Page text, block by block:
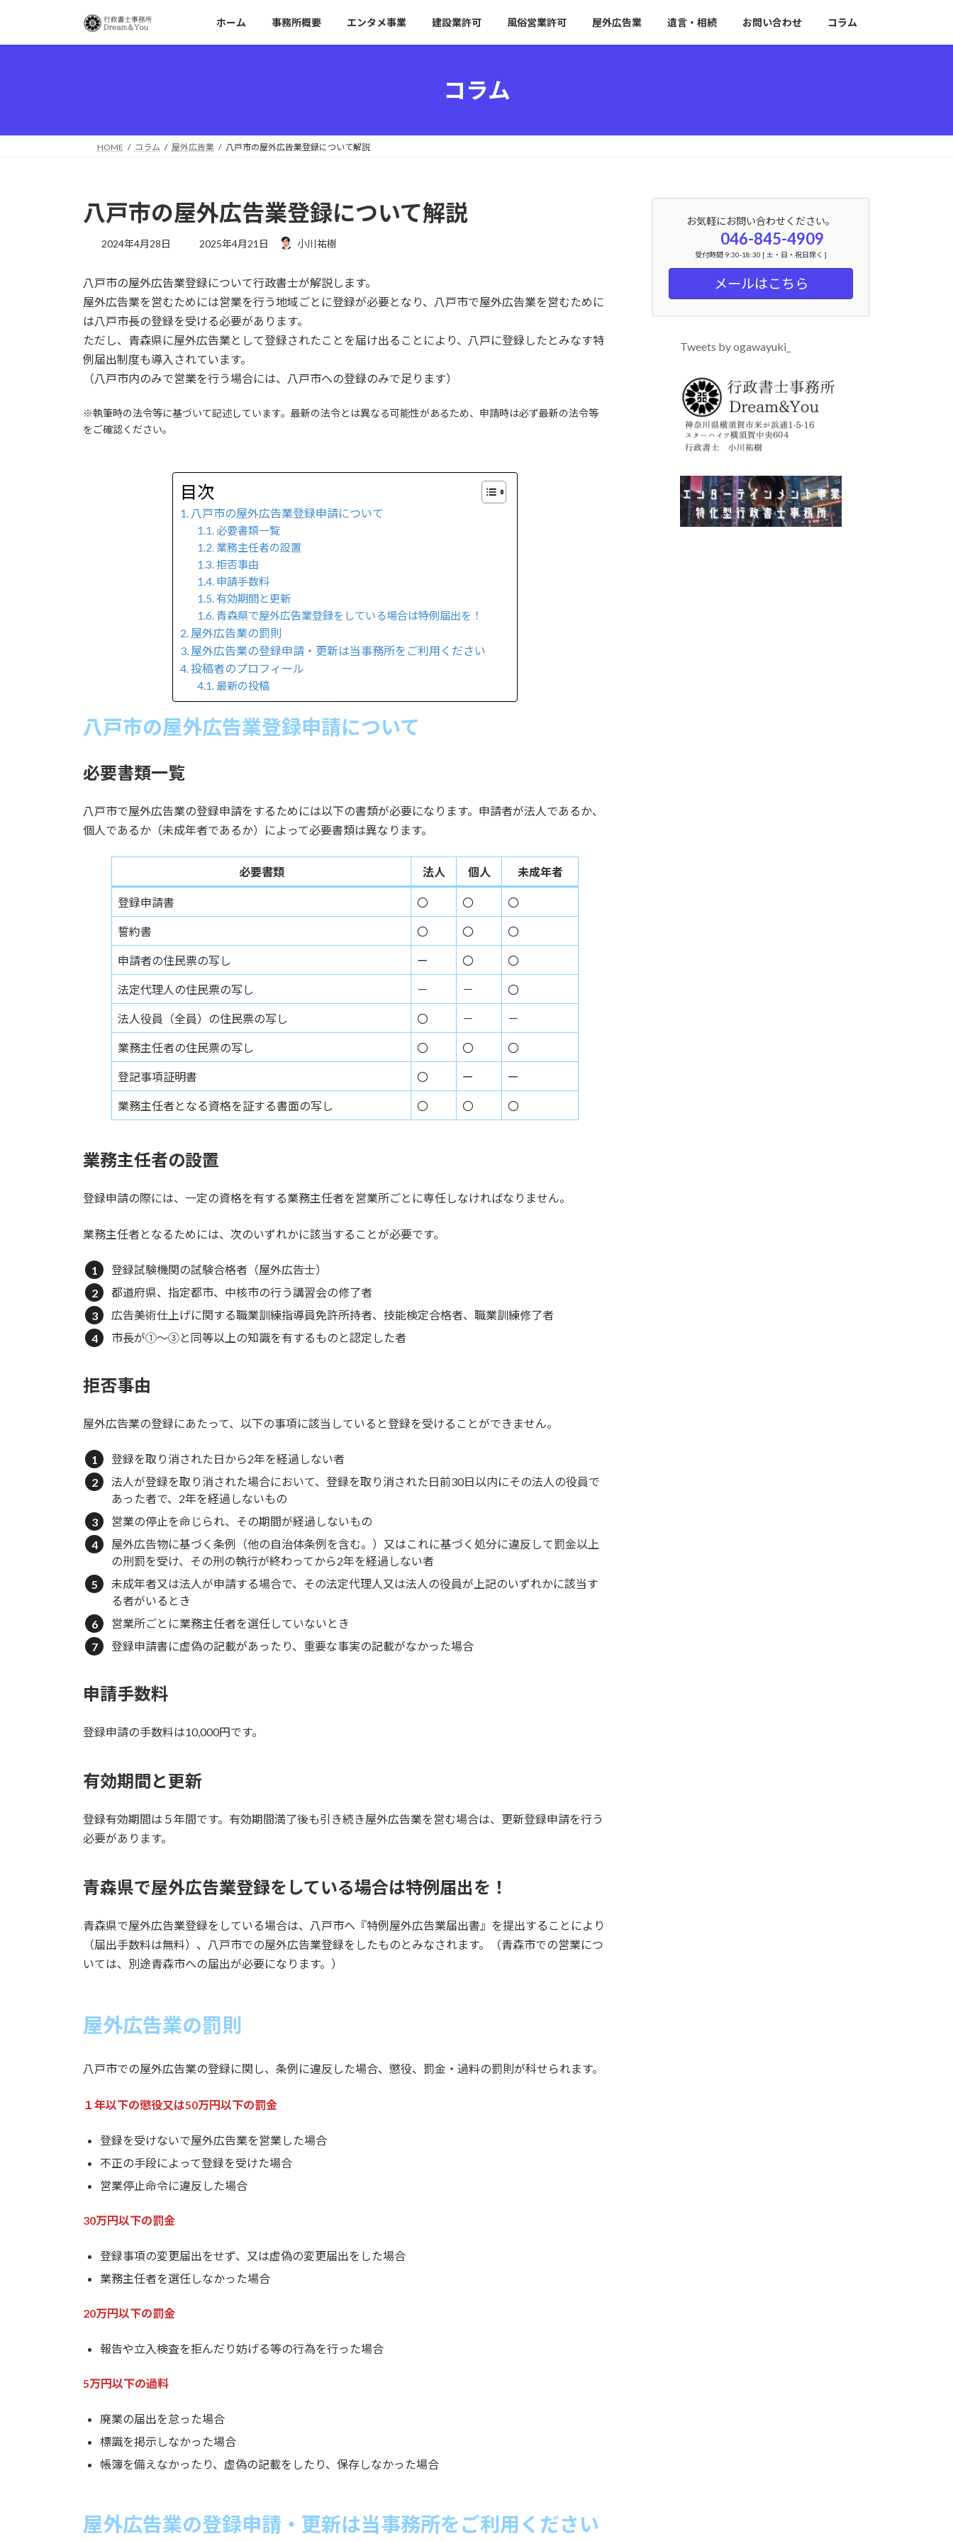
テ
ゲ
ホーム 事務所概要 エンタメ事業 建設業許可 風俗営業許可 屋外広告業 遺言・相続 お問い合わせ コラム
コラム
HOME コラム 屋外広告業 八戸市の屋外広告業登録について解説
八戸市の屋外広告業登録について解説
2024年4月28日
最
新
日
:
2025年4月21日 小川祐樹
八戸市の屋外広告業登録について行政書士が解説します。
屋外広告業を営むためには営業を行う地域ごとに登録が必要となり、八戸市で屋外広告業を営むために
は八戸市長の登録を受ける必要があります。
ただし、青森県に屋外広告業として登録されたことを届け出ることにより、八戸に登録したとみなす特
例届出制度も導入されています。
（八戸市内のみで営業を行う場合には、八戸市への登録のみで足ります）
※執筆時の法令等に基づいて記述しています。最新の法令とは異なる可能性があるため、申請時は必ず最新の法令等
をご確認ください。
目次
八戸市の屋外広告業登録申請について
必要書類一覧
業務主任者の設置
拒否事由
申請手数料
有効期間と更新
青森県で屋外広告業登録をしている場合は特例届出を！
屋外広告業の罰則
屋外広告業の登録申請・更新は当事務所をご利用ください
投稿者のプロフィール
最新の投稿
八戸市の屋外広告業登録申請について
必要書類一覧
八戸市で屋外広告業の登録申請をするためには以下の書類が必要になります。申請者が法人であるか、
個人であるか（未成年者であるか）によって必要書類は異なります。
必要書類 法人 個人 未成年者
登録申請書 〇 〇 〇
誓約書 〇 〇 〇
申請者の住民票の写し ー 〇 〇
法定代理人の住民票の写し － － 〇
法人役員（全員）の住民票の写し 〇 － －
業務主任者の住民票の写し 〇 〇 〇
登記事項証明書 〇 ー ー
業務主任者となる資格を証する書面の写し 〇 〇 〇
業務主任者の設置
登録申請の際には、一定の資格を有する業務主任者を営業所ごとに専任しなければなりません。
業務主任者となるためには、次のいずれかに該当することが必要です。
登録試験機関の試験合格者（屋外広告士）
都道府県、指定都市、中核市の行う講習会の修了者
広告美術仕上げに関する職業訓練指導員免許所持者、技能検定合格者、職業訓練修了者
市長が①～③と同等以上の知識を有するものと認定した者
拒否事由
屋外広告業の登録にあたって、以下の事項に該当していると登録を受けることができません。
登録を取り消された日から2年を経過しない者
法人が登録を取り消された場合において、登録を取り消された日前30日以内にその法人の役員で
あった者で、2年を経過しないもの
営業の停止を命じられ、その期間が経過しないもの
屋外広告物に基づく条例（他の自治体条例を含む。）又はこれに基づく処分に違反して罰金以上
の刑罰を受け、その刑の執行が終わってから2年を経過しない者
未成年者又は法人が申請する場合で、その法定代理人又は法人の役員が上記のいずれかに該当す
る者がいるとき
営業所ごとに業務主任者を選任していないとき
登録申請書に虚偽の記載があったり、重要な事実の記載がなかった場合
申請手数料
登録申請の手数料は10,000円です。
有効期間と更新
登録有効期間は５年間です。有効期間満了後も引き続き屋外広告業を営む場合は、更新登録申請を行う
必要があります。
青森県で屋外広告業登録をしている場合は特例届出を！
青森県で屋外広告業登録をしている場合は、八戸市へ『特例屋外広告業届出書』を提出することにより
（届出手数料は無料）、八戸市での屋外広告業登録をしたものとみなされます。（青森市での営業につ
いては、別途青森市への届出が必要になります。）
屋外広告業の罰則
八戸市での屋外広告業の登録に関し、条例に違反した場合、懲役、罰金・過料の罰則が科せられます。
１年以下の懲役又は50万円以下の罰金
登録を受けないで屋外広告業を営業した場合
不正の手段によって登録を受けた場合
営業停止命令に違反した場合
30万円以下の罰金
登録事項の変更届出をせず、又は虚偽の変更届出をした場合
業務主任者を選任しなかった場合
20万円以下の罰金
報告や立入検査を拒んだり妨げる等の行為を行った場合
5万円以下の過料
廃業の届出を怠った場合
標識を掲示しなかった場合
帳簿を備えなかったり、虚偽の記載をしたり、保存しなかった場合
屋外広告業の登録申請・更新は当事務所をご利用ください
お気軽にお問い合わせください。
046-845-4909
受付時間 9:30-18:30 [ 土・日・祝日除く ]
メールはこちら
Tweets by ogawayuki_